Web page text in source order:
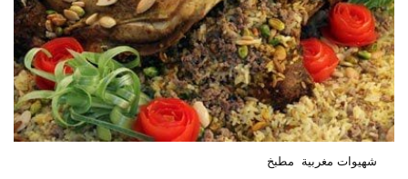
شهيوات مغربية مطبخ